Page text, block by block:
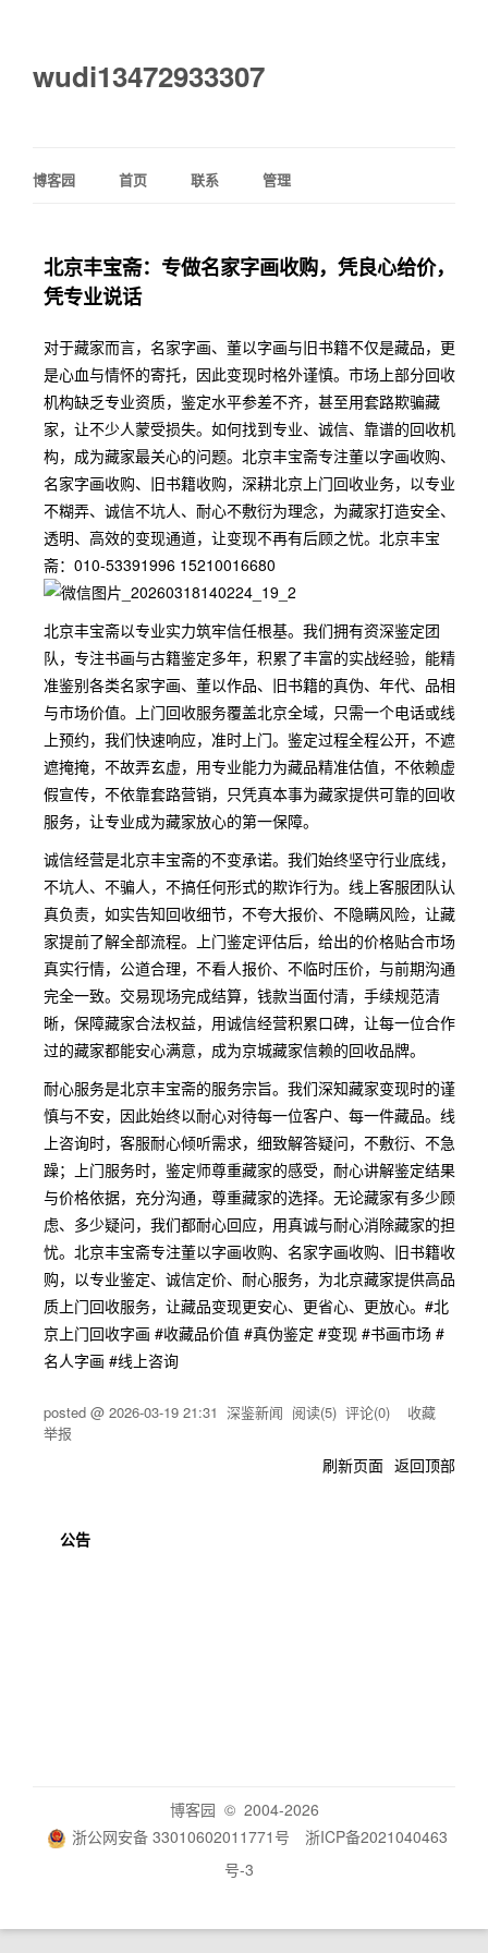
wudi13472933307
博客园 首页 联系 管理
北京丰宝斋：专做名家字画收购，凭良心给价，
凭专业说话
对于藏家而言，名家字画、董以字画与旧书籍不仅是藏品，更
是心血与情怀的寄托，因此变现时格外谨慎。市场上部分回收
机构缺乏专业资质，鉴定水平参差不齐，甚至用套路欺骗藏
家，让不少人蒙受损失。如何找到专业、诚信、靠谱的回收机
构，成为藏家最关心的问题。北京丰宝斋专注董以字画收购、
名家字画收购、旧书籍收购，深耕北京上门回收业务，以专业
不糊弄、诚信不坑人、耐心不敷衍为理念，为藏家打造安全、
透明、高效的变现通道，让变现不再有后顾之忧。北京丰宝
斋：010-53391996 15210016680
北京丰宝斋以专业实力筑牢信任根基。我们拥有资深鉴定团
队，专注书画与古籍鉴定多年，积累了丰富的实战经验，能精
准鉴别各类名家字画、董以作品、旧书籍的真伪、年代、品相
与市场价值。上门回收服务覆盖北京全域，只需一个电话或线
上预约，我们快速响应，准时上门。鉴定过程全程公开，不遮
遮掩掩，不故弄玄虚，用专业能力为藏品精准估值，不依赖虚
假宣传，不依靠套路营销，只凭真本事为藏家提供可靠的回收
服务，让专业成为藏家放心的第一保障。
诚信经营是北京丰宝斋的不变承诺。我们始终坚守行业底线，
不坑人、不骗人，不搞任何形式的欺诈行为。线上客服团队认
真负责，如实告知回收细节，不夸大报价、不隐瞒风险，让藏
家提前了解全部流程。上门鉴定评估后，给出的价格贴合市场
真实行情，公道合理，不看人报价、不临时压价，与前期沟通
完全一致。交易现场完成结算，钱款当面付清，手续规范清
晰，保障藏家合法权益，用诚信经营积累口碑，让每一位合作
过的藏家都能安心满意，成为京城藏家信赖的回收品牌。
耐心服务是北京丰宝斋的服务宗旨。我们深知藏家变现时的谨
慎与不安，因此始终以耐心对待每一位客户、每一件藏品。线
上咨询时，客服耐心倾听需求，细致解答疑问，不敷衍、不急
躁；上门服务时，鉴定师尊重藏家的感受，耐心讲解鉴定结果
与价格依据，充分沟通，尊重藏家的选择。无论藏家有多少顾
虑、多少疑问，我们都耐心回应，用真诚与耐心消除藏家的担
忧。北京丰宝斋专注董以字画收购、名家字画收购、旧书籍收
购，以专业鉴定、诚信定价、耐心服务，为北京藏家提供高品
质上门回收服务，让藏品变现更安心、更省心、更放心。#北
京上门回收字画 #收藏品价值 #真伪鉴定 #变现 #书画市场 #
名人字画 #线上咨询
posted @ 2026-03-19 21:31 深鉴新闻 阅读(5) 评论(0) 收藏
举报
刷新页面 返回顶部
公告
博客园 © 2004-2026
浙公网安备 33010602011771号
浙ICP备2021040463
号-3